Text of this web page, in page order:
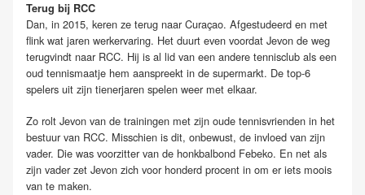
Terug bij RCC
Dan, in 2015, keren ze terug naar Curaçao. Afgestudeerd en met
flink wat jaren werkervaring. Het duurt even voordat Jevon de weg
terugvindt naar RCC. Hij is al lid van een andere tennisclub als een
oud tennismaatje hem aanspreekt in de supermarkt. De top-6
spelers uit zijn tienerjaren spelen weer met elkaar.
Zo rolt Jevon van de trainingen met zijn oude tennisvrienden in het
bestuur van RCC. Misschien is dit, onbewust, de invloed van zijn
vader. Die was voorzitter van de honkbalbond Febeko. En net als
zijn vader zet Jevon zich voor honderd procent in om er iets moois
van te maken.